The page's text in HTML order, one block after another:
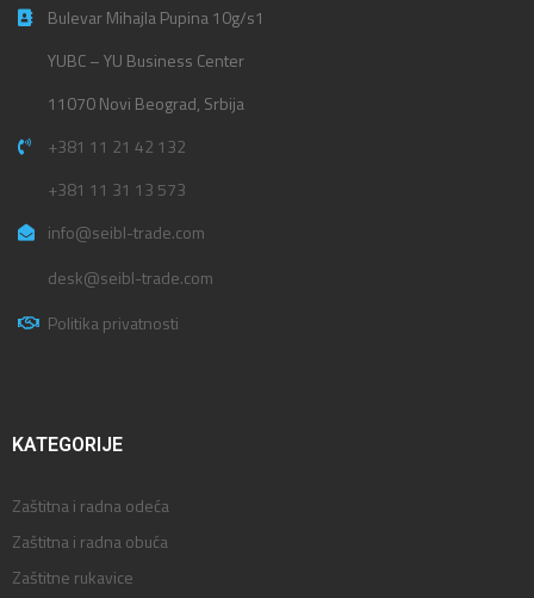
Bulevar Mihajla Pupina 10g/s1
YUBC – YU Business Center
11070 Novi Beograd, Srbija
+381 11 21 42 132
+381 11 31 13 573
info@seibl-trade.com
desk@seibl-trade.com
Politika privatnosti
KATEGORIJE
Zaštitna i radna odeća
Zaštitna i radna obuća
Zaštitne rukavice